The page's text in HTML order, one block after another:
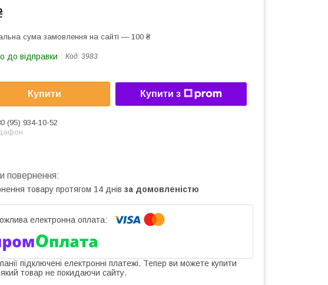
сума замовлення на сайті — 100 ₴
до відправки Код: 3983
Купити Купити з
(95) 934-10-52
товару протягом 14 днів за домовленістю
підключені електронні платежі. Тепер ви можете купити
товар не покидаючи сайту.